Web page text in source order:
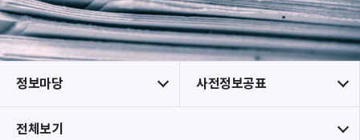
정보마당 사전정보공표
전체보기